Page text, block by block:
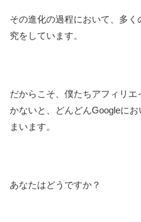
その進化の過程において、多
究をしています。
だからこそ、僕たちアフィリ
かないと、どんどんGoogleに
まいます。
あなたはどうですか？